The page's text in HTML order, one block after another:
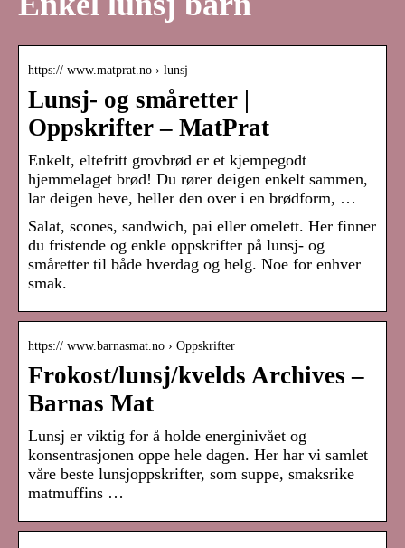
https:// www.matprat.no › lunsj
Lunsj- og småretter |
Oppskrifter – MatPrat
Enkelt, eltefritt grovbrød er et kjempegodt
hjemmelaget brød! Du rører deigen enkelt sammen,
lar deigen heve, heller den over i en brødform, …
Salat, scones, sandwich, pai eller omelett. Her finner
du fristende og enkle oppskrifter på lunsj- og
småretter til både hverdag og helg. Noe for enhver
smak.
https:// www.barnasmat.no › Oppskrifter
Frokost/lunsj/kvelds Archives –
Barnas Mat
Lunsj er viktig for å holde energinivået og
konsentrasjonen oppe hele dagen. Her har vi samlet
våre beste lunsjoppskrifter, som suppe, smaksrike
matmuffins …